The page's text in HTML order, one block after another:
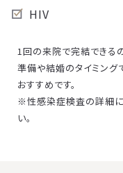
HIV
1回の来院で完結できる
準備や結婚のタイミン
おすすめです。
※性感染症検査の詳細
い。